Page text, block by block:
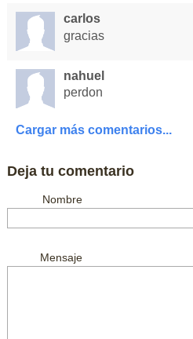
carlos
gracias
nahuel
perdon
Cargar más comentarios...
Deja tu comentario
Nombre
Mensaje